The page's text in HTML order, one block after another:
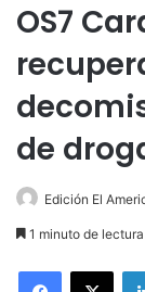
OS7
de
Edición El
1 minuto de lectura
Facebook
X